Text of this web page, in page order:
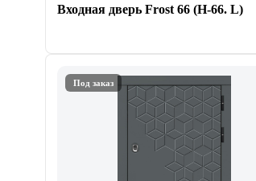
Входная дверь Frost 66 (Н-66. L)
Под заказ